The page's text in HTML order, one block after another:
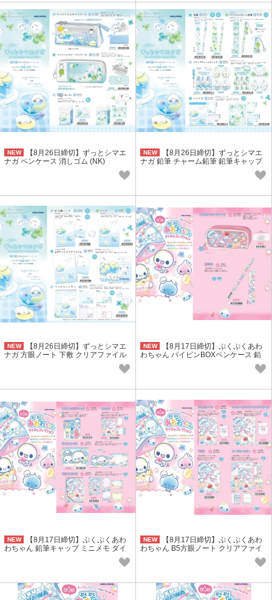
NEW
【8月26日締切】ずっとシマエ
ナガ ペンケース 消しゴム (NK)
NEW
【8月26日締切】ずっとシマエ
ナガ 鉛筆 チャーム鉛筆 鉛筆キャップ
NEW
【8月26日締切】ずっとシマエ
ナガ 方眼ノート 下敷 クリアファイル
NEW
【8月17日締切】ぷくぷくあわ
わちゃん パイピンBOXペンケース 鉛
NEW
【8月17日締切】ぷくぷくあわ
わちゃん 鉛筆キャップ ミニメモ ダイ
NEW
【8月17日締切】ぷくぷくあわ
わちゃん B5方眼ノート クリアファイ